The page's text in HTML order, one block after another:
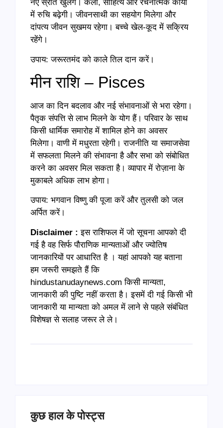
नए स्रोत खुलेंगे। कला, साहित्य और रचनात्मक कार्यों
में रुचि बढ़ेगी। जीवनसाथी का सहयोग मिलेगा और
दांपत्य जीवन सुखमय रहेगा। बच्चे खेल-कूद में सक्रिय
रहेंगे।
उपाय: जरूरतमंद को काले तिल दान करें।
मीन राशि – Pisces
आज का दिन बदलाव और नई संभावनाओं से भरा रहेगा।
पैतृक संपत्ति से लाभ मिलने के योग हैं। परिवार के साथ
किसी धार्मिक समारोह में शामिल होने का अवसर
मिलेगा। वाणी में मधुरता रहेगी। राजनीति या समाजसेवा
में सफलता मिलने की संभावना है और सभा को संबोधित
करने का अवसर मिल सकता है। व्यापार में रोज़ाना के
मुकाबले अधिक लाभ होगा।
उपाय: भगवान विष्णु की पूजा करें और तुलसी को जल
अर्पित करें।
Disclaimer : इस राशिफल में जो सूचना आपको दी
गई है वह सिर्फ पौराणिक मान्यताओं और ज्योतिष
जानकारियों पर आधारित है । यहां आपको यह बताना
हम जरूरी समझते हैं कि
hindustanudaynews.com किसी मान्यता,
जानकारी की पुष्टि नहीं करता है। इसमें दी गई किसी भी
जानकारी या मान्यता को अमल में लाने से पहले संबंधित
विशेषज्ञ से सलाह जरूर ले ले।
कुछ हाल के पोस्ट्स